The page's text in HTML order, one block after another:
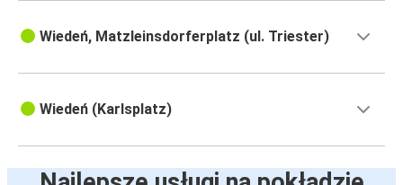
Wiedeń, Matzleinsdorferplatz (ul. Triester)
Wiedeń (Karlsplatz)